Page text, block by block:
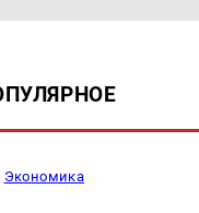
Экономика